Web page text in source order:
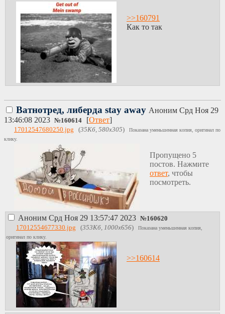
пополнять. Еще
нужна страховка
>>160791
Как то так
Ватнотред, либерда stay away Аноним Срд Ноя 29
13:46:08 2023 №160614 [Ответ]
17012547680250.jpg (35Кб, 580x305)
Показана уменьшенная копия, оригинал по
клику.
Пропущено 5
постов. Нажмите
ответ, чтобы
посмотреть.
Аноним Срд Ноя 29 13:57:47 2023 №160620
17012554677330.jpg (353Кб, 1000x656)
Показана уменьшенная копия,
оригинал по клику.
>>160614